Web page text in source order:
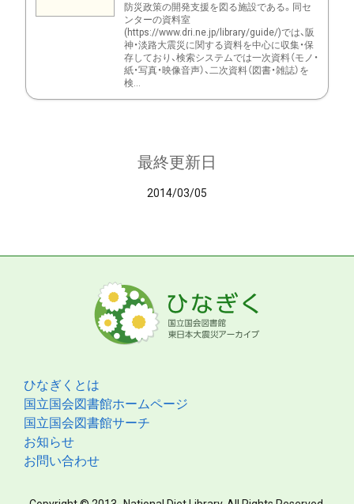
防災政策の開発支援を図る施設である。同セ
ンターの資料室
(https://www.dri.ne.jp/library/guide/)では、阪
神・淡路大震災に関する資料を中心に収集・保
存しており、検索システムでは一次資料（モノ・
紙・写真・映像音声）、二次資料（図書・雑誌）を
検...
最終更新日
2014/03/05
ひなぎくとは
国立国会図書館ホームページ
国立国会図書館サーチ
お知らせ
お問い合わせ